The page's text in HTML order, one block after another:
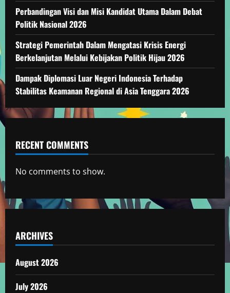
Perbandingan Visi dan Misi Kandidat Utama Dalam Debat
Politik Nasional 2026
Strategi Pemerintah Dalam Mengatasi Krisis Energi
Berkelanjutan Melalui Kebijakan Politik Hijau 2026
Dampak Diplomasi Luar Negeri Indonesia Terhadap
Stabilitas Keamanan Regional di Asia Tenggara 2026
RECENT COMMENTS
No comments to show.
ARCHIVES
August 2026
July 2026